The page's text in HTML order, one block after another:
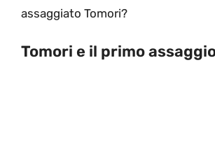
assaggiato Tomori?
Tomori e il primo